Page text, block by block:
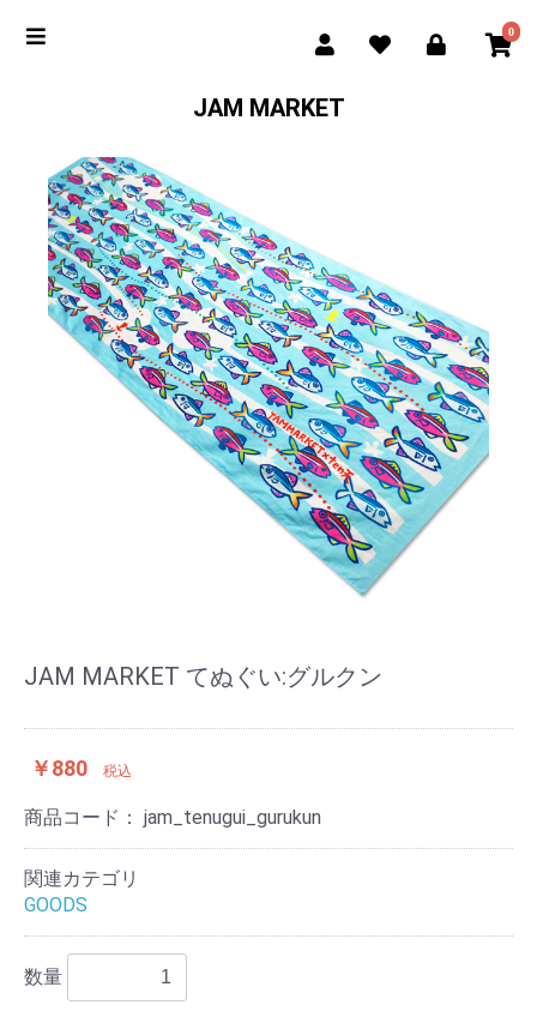
0
JAM MARKET
JAM MARKET てぬぐい:グルクン
￥880 税込
商品コード： jam_tenugui_gurukun
関連カテゴリ
GOODS
数量